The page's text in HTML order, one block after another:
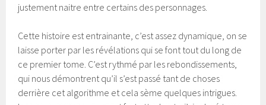
justement naitre entre certains des personnages.
Cette histoire est entrainante, c’est assez dynamique, on se
laisse porter par les révélations qui se font tout du long de
ce premier tome. C’est rythmé par les rebondissements,
qui nous démontrent qu’il s’est passé tant de choses
derrière cet algorithme et cela sème quelques intrigues.